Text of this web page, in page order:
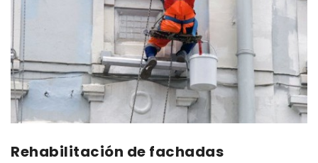
Rehabilitación de fachadas